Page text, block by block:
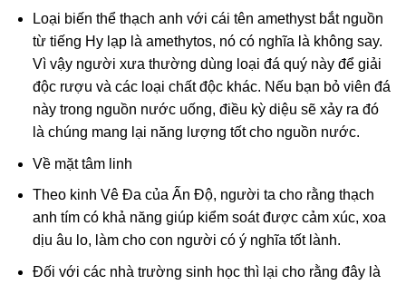
Loại biến thể thạch anh với cái tên amethyst bắt nguồn
từ tiếng Hy lạp là amethytos, nó có nghĩa là không say.
Vì vậy người xưa thường dùng loại đá quý này để giải
độc rượu và các loại chất độc khác. Nếu bạn bỏ viên đá
này trong nguồn nước uống, điều kỳ diệu sẽ xảy ra đó
là chúng mang lại năng lượng tốt cho nguồn nước.
Về mặt tâm linh
Theo kinh Vê Đa của Ấn Độ, người ta cho rằng thạch
anh tím có khả năng giúp kiểm soát được cảm xúc, xoa
dịu âu lo, làm cho con người có ý nghĩa tốt lành.
Đối với các nhà trường sinh học thì lại cho rằng đây là